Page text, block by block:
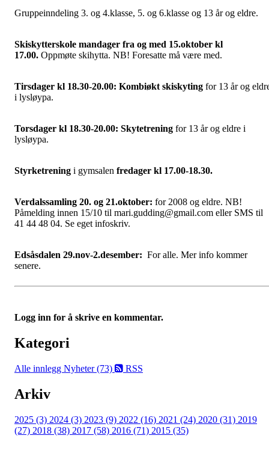
Gruppeinndeling 3. og 4.klasse, 5. og 6.klasse og 13 år og eldre.
Skiskytterskole mandager fra og med 15.oktober kl
17.00. Oppmøte skihytta. NB! Foresatte må være med.
Tirsdager kl 18.30-20.00: Kombiøkt skiskyting for 13 år og
i lysløypa.
Torsdager kl 18.30-20.00: Skytetrening for 13 år og eldre i
lysløypa.
Styrketrening i gymsalen fredager kl 17.00-18.30.
Verdalssamling 20. og 21.oktober: for 2008 og eldre. NB!
Påmelding innen 15/10 til mari.gudding@gmail.com eller SMS til
41 44 48 04. Se eget infoskriv.
Edsåsdalen 29.nov-2.desember: For alle. Mer info kommer
senere.
Logg inn for å skrive en kommentar.
Kategori
Alle innlegg Nyheter (73) RSS
Arkiv
2025 (3) 2024 (3) 2023 (9) 2022 (16) 2021 (24) 2020 (31) 2019
(27) 2018 (38) 2017 (58) 2016 (71) 2015 (35)